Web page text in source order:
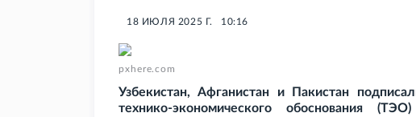
18 ИЮЛЯ 2025 Г. 10:16
pxhere.com
Узбекистан, Афганистан и Пакистан
технико-экономического обоснования